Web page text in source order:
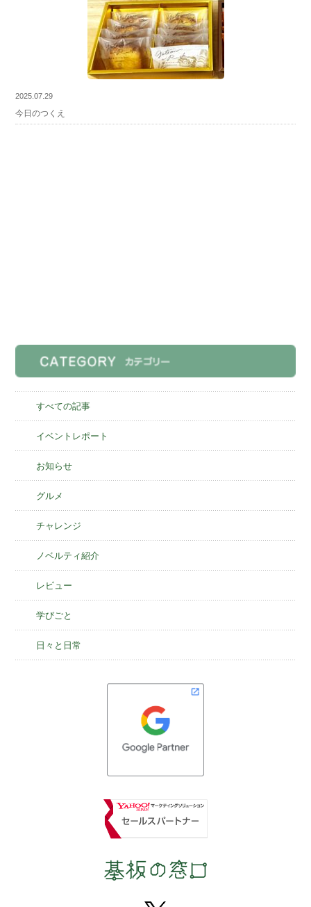
2025.07.29
今日のつくえ
すべての記事
イベントレポート
お知らせ
グルメ
チャレンジ
ノベルティ紹介
レビュー
学びごと
日々と日常